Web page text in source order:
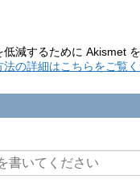
減するために Akismet を
法の詳細はこちらをご覧